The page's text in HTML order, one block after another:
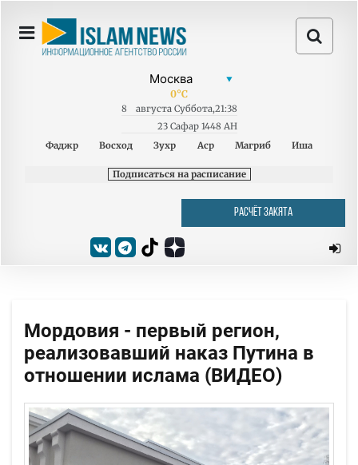
0°C
8 августа Суббота,21:38
23 Сафар 1448 AH
Фаджр
Восход Зухр Аср Магриб Иша
Подписаться на расписание
РАСЧЁТ ЗАКЯТА
Мордовия - первый регион,
реализовавший наказ Путина в
отношении ислама (ВИДЕО)